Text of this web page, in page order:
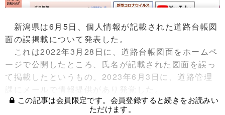
新潟県は6月5日、個人情報が記載された道路台帳図
面の誤掲載について発表した。
これは2022年3月28日に、道路台帳図面をホームペ
ージで公開したところ、氏名が記載された図面を誤っ
て掲載したというもの。2023年6月3日に、道路管理
課にメールで情報提供があり発覚した。
この記事は会員限定です。会員登録すると続きをお読みい
ただけます。